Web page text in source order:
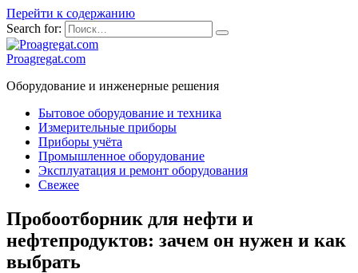
Перейти к содержанию
Search for:
Proagregat.com
Оборудование и инженерные решения
Бытовое оборудование и техника
Измерительные приборы
Приборы учёта
Промышленное оборудование
Эксплуатация и ремонт оборудования
Свежее
Пробоотборник для нефти и
нефтепродуктов: зачем он нужен и как
выбрать